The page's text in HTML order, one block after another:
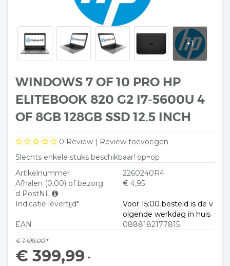
WINDOWS 7 OF 10 PRO HP
ELITEBOOK 820 G2 I7-5600U 4
OF 8GB 128GB SSD 12.5 INCH
0 Review | Review toevoegen
Slechts enkele stuks beschikbaar! op=op
Artikelnummer
2260240R4
Afhalen (0,00) of bezorg
d PostNL
€ 4,95
Indicatie levertijd*
Voor 15:00 besteld is de v
olgende werkdag in huis
EAN
0888182177815
€ 1.199,00*
€ 399,99 *